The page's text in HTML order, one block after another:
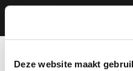
Deze website maakt